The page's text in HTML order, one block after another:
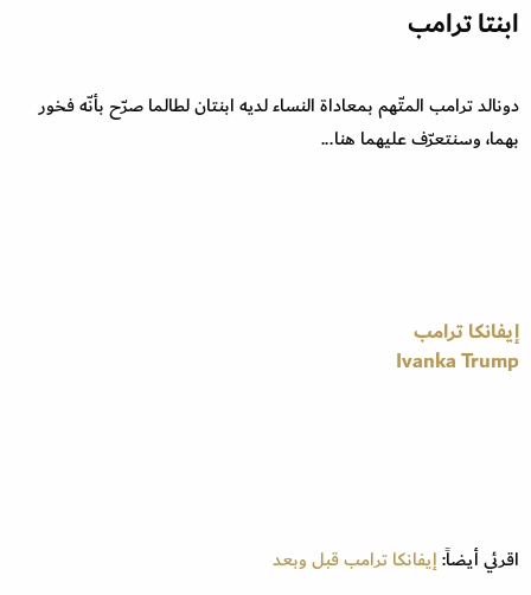
ابنتا ترامب
دونالد ترامب المتّهم بمعاداة النساء لديه ابنتان لطالما صرّح بأنّه فخور
بهما، وسنتعرّف عليهما هنا...
إيفانكا ترامب
Ivanka Trump
اقرئي أيضاً:إيفانكا ترامب قبل وبعد